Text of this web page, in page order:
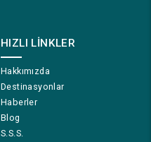
HIZLI LINKLER
Hakkımızda
Destinasyonlar
Haberler
Blog
S.S.S.